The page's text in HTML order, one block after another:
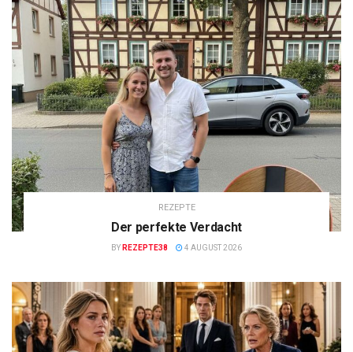
REZEPTE
Der perfekte Verdacht
BY REZEPTE38 4 AUGUST 2026